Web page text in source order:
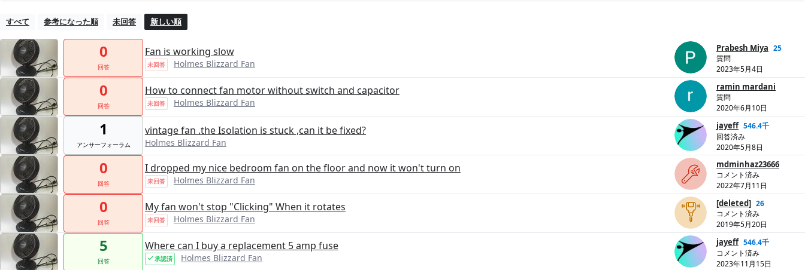
すべて 参考になった順 未回答 新しい順
0
回答
Fan is working slow
未回答 Holmes Blizzard Fan
Prabesh Miya 25
質問
2023年5月4日
0
回答
How to connect fan motor without switch and capacitor
未回答 Holmes Blizzard Fan
ramin mardani
質問
2020年6月10日
1
アンサーフォーラム
vintage fan .the Isolation is stuck ,can it be fixed?
Holmes Blizzard Fan
jayeff 546.4千
回答済み
2020年5月8日
0
回答
I dropped my nice bedroom fan on the floor and now it won't turn on
未回答 Holmes Blizzard Fan
mdminhaz23666
コメント済み
2022年7月11日
0
回答
My fan won't stop "Clicking" When it rotates
未回答 Holmes Blizzard Fan
[deleted] 26
コメント済み
2019年5月20日
5
回答
Where can I buy a replacement 5 amp fuse
承認済 Holmes Blizzard Fan
jayeff 546.4千
コメント済み
2023年11月15日